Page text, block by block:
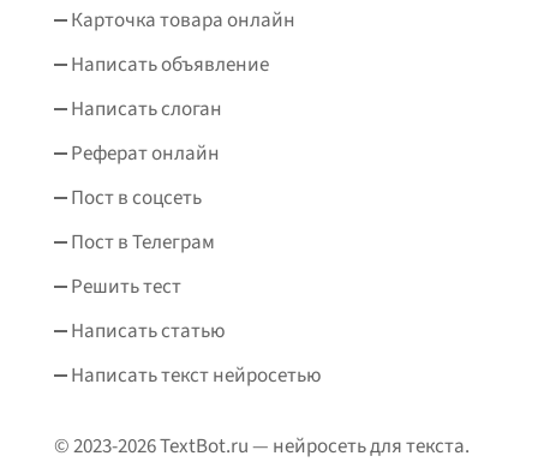
Карточка товара онлайн
Написать объявление
Написать слоган
Реферат онлайн
Пост в соцсеть
Пост в Телеграм
Решить тест
Написать статью
Написать текст нейросетью
© 2023-2026 TextBot.ru — нейросеть для текста.